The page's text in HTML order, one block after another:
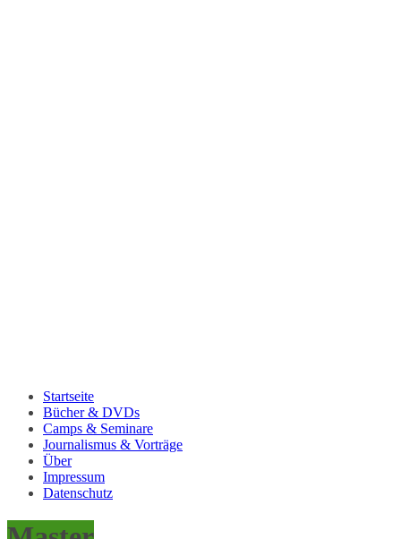
Startseite
Bücher & DVDs
Camps & Seminare
Journalismus & Vorträge
Über
Impressum
Datenschutz